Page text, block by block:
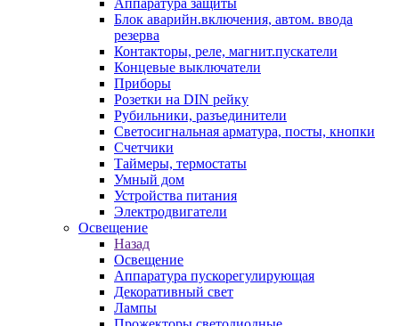
Аппаратура защиты
Блок аварийн.включения, автом. ввода
резерва
Контакторы, реле, магнит.пускатели
Концевые выключатели
Приборы
Розетки на DIN рейку
Рубильники, разъединители
Светосигнальная арматура, посты, кнопки
Счетчики
Таймеры, термостаты
Умный дом
Устройства питания
Электродвигатели
Освещение
Назад
Освещение
Аппаратура пускорегулирующая
Декоративный свет
Лампы